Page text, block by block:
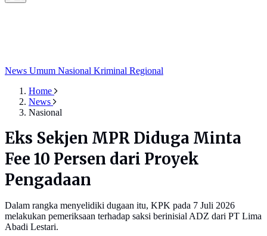
News Umum Nasional Kriminal Regional
Home
News
Nasional
Eks Sekjen MPR Diduga Minta
Fee 10 Persen dari Proyek
Pengadaan
Dalam rangka menyelidiki dugaan itu, KPK pada 7 Juli 2026
melakukan pemeriksaan terhadap saksi berinisial ADZ dari PT Lima
Abadi Lestari.